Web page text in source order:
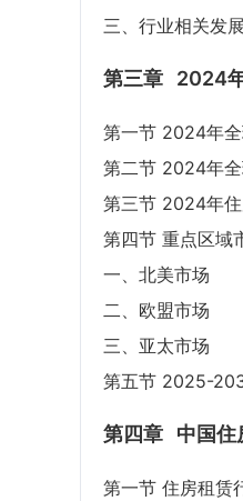
三、行业相关发
第三章 2024
第一节 2024年
第二节 2024年
第三节 2024年
第四节 重点区域
一、北美市场
二、欧盟市场
三、亚太市场
第五节 2025-
第四章 中国住
第一节 住房租赁